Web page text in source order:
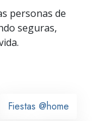
personas de
seguras,
Fiestas @home